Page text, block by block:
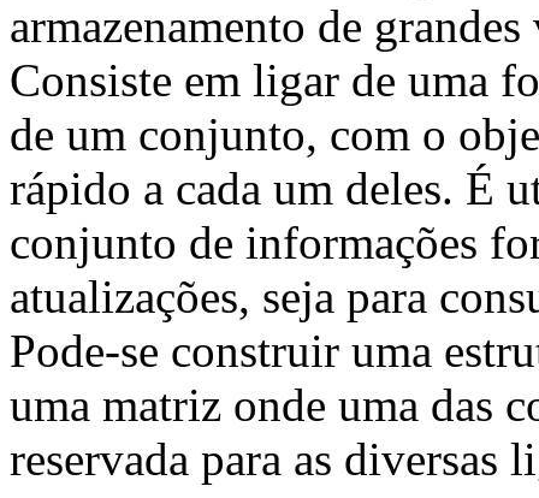
armazenamento de
Consiste em ligar de uma
de um conjunto, com o
rápido a cada um deles. É
conjunto de informações
atualizações, seja para
Pode-se construir uma
uma matriz onde uma das
reservada para as diversas